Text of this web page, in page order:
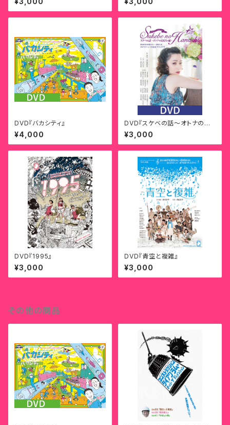
DVD『バカシティ』
¥4,000
DVD『スケベの話〜オトナのお
もちゃ編〜』
¥3,000
DVD『1995』
¥3,000
DVD『青空と複雑』
¥3,000
その他の商品